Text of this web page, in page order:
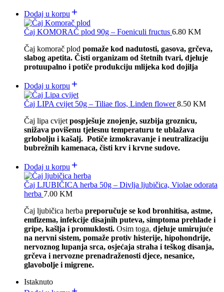
Dodaj u korpu
Čaj KOMORAČ plod 90g – Foeniculi fructus 6.80 KM
Čaj komorač plod pomaže kod nadutosti, gasova, grčeva,
slabog apetita. Čisti organizam od štetnih tvari, djeluje
protuupalno i potiče produkciju mlijeka kod dojilja
Dodaj u korpu
Čaj LIPA cvijet 50g – Tiliae flos, Linden flower8.50 KM
Čaj lipa cvijetpospješuje znojenje, suzbija groznicu,
snižava povišenu tjelesnu temperaturu te ublažava
grlobolju i kašalj. Potiče izmokravanje i neutralizaciju
bubrežnih kamenaca, čisti krv i krvne sudove.
Dodaj u korpu
Čaj LJUBIČICA herba 50g – Divlja ljubičica, Violae odorata
herba 7.00 KM
Čaj ljubičica herba preporučuje se kod bronhitisa, astme,
emfizema, infekcije disajnih puteva, simptoma prehlade i
gripe, kašlja i promuklosti. Osim toga, djeluje umirujuće
na nervni sistem, pomaže protiv histerije, hipohondrije,
nervoznog lupanja srca, osjećaja straha i teškog disanja,
grčeva i nervozne prenadraženosti djece, nesanice,
glavobolje i migrene.
Istaknuto